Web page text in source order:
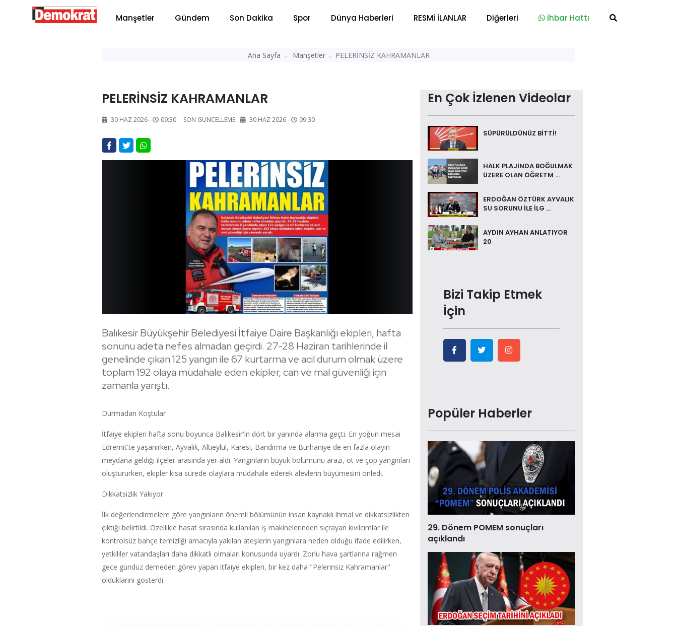
Manşetler Gündem Son Dakika Spor Dünya Haberleri RESMİ İLANLAR Diğerleri İhbar Hattı
Ana Sayfa Manşetler PELERİNSİZ KAHRAMANLAR
PELERİNSİZ KAHRAMANLAR
30 HAZ 2026 - 09:30 SON GÜNCELLEME: 30 HAZ 2026 - 09:30
Balıkesir Büyükşehir Belediyesi İtfaiye Daire Başkanlığı ekipleri, hafta
sonunu adeta nefes almadan geçirdi. 27-28 Haziran tarihlerinde il
genelinde çıkan 125 yangın ile 67 kurtarma ve acil durum olmak üzere
toplam 192 olaya müdahale eden ekipler, can ve mal güvenliği için
zamanla yarıştı.
Durmadan Koştular
İtfaiye ekipleri hafta sonu boyunca Balıkesir'in dört bir yanında alarma geçti. En yoğun mesai
Edremit'te yaşanırken, Ayvalık, Altıeylül, Karesi, Bandırma ve Burhaniye de en fazla olayın
meydana geldiği ilçeler arasında yer aldı. Yangınların büyük bölümünü arazi, ot ve çöp yangınları
oluştururken, ekipler kısa sürede olaylara müdahale ederek alevlerin büyümesini önledi.
Dikkatsizlik Yakıyor
İlk değerlendirmelere göre yangınların önemli bölümünün insan kaynaklı ihmal ve dikkatsizlikten
çıktığı belirtildi. Özellikle hasat sırasında kullanılan iş makinelerinden sıçrayan kıvılcımlar ile
kontrolsüz bahçe temizliği amacıyla yakılan ateşlerin yangınlara neden olduğu ifade edilirken,
yetkililer vatandaşları daha dikkatli olmaları konusunda uyardı. Zorlu hava şartlarına rağmen
gece gündüz demeden görev yapan itfaiye ekipleri, bir kez daha "Pelerinsiz Kahramanlar"
olduklarını gösterdi.
En Çok İzlenen Videolar
SÜPÜRÜLDÜNÜZ BİTTİ!
HALK PLAJINDA BOĞULMAK
ÜZERE OLAN ÖĞRETM ...
ERDOĞAN ÖZTÜRK AYVALIK
SU SORUNU İLE İLG ...
AYDIN AYHAN ANLATIYOR
20
Bizi Takip Etmek
İçin
Popüler Haberler
29. Dönem POMEM sonuçları
açıklandı